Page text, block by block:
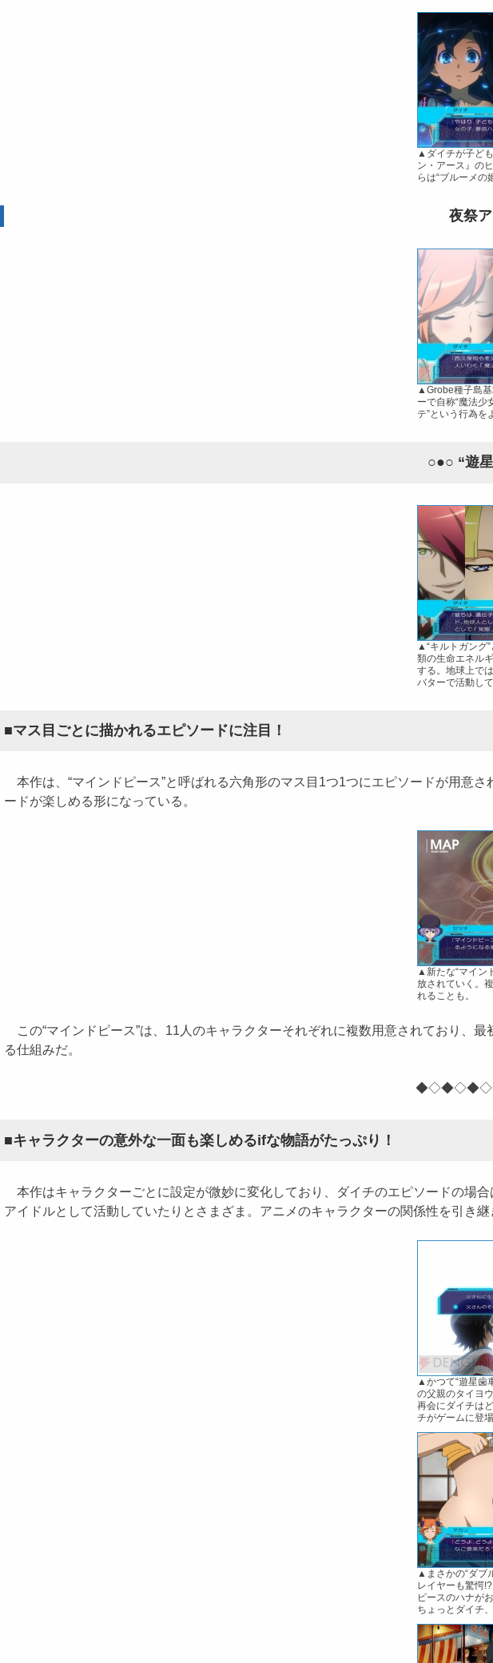
▲ダイチが子ど
ン・アース』の
らは“ブルーメの
夜祭
▲Grobe種子島
ーで自称“魔法少
テ”という行為を
○●○ “遊
▲“キルトガング
類の生命エネル
する。地球上で
バターで活動して
■マス目ごとに描かれるエピソードに注目！
本作は、“マインドピース”と呼ばれる六角形のマス目1つ1つにエピソードが用意
ードが楽しめる形になっている。
▲新たな“マイン
放されていく。
れることも。
この“マインドピース”は、11人のキャラクターそれぞれに複数用意されており、
る仕組みだ。
■キャラクターの意外な一面も楽しめるifな物語がたっぷり！
本作はキャラクターごとに設定が微妙に変化しており、ダイチのエピソードの場
アイドルとして活動していたりとさまざま。アニメのキャラクターの関係性を引き
▲かつて“遊星歯
の父親のタイヨ
再会にダイチは
チがゲームに登
▲まさかの“ダブ
レイヤーも驚愕
ピースのハナが
ちょっとダイチ